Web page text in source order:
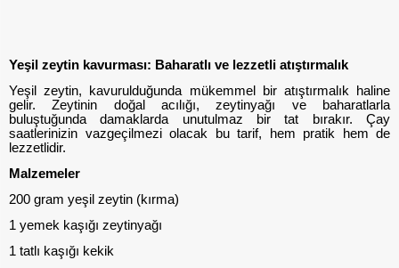
Yeşil zeytin kavurması: Baharatlı ve lezzetli atıştırmalık
Yeşil zeytin, kavurulduğunda mükemmel bir atıştırmalık haline
gelir. Zeytinin doğal acılığı, zeytinyağı ve baharatlarla
buluştuğunda damaklarda unutulmaz bir tat bırakır. Çay
saatlerinizin vazgeçilmezi olacak bu tarif, hem pratik hem de
lezzetlidir.
Malzemeler
200 gram yeşil zeytin (kırma)
1 yemek kaşığı zeytinyağı
1 tatlı kaşığı kekik